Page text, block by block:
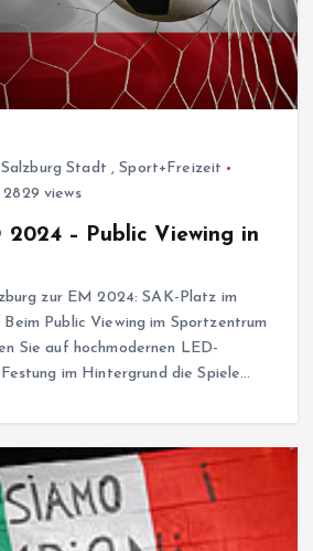
Salzburg Stadt ,Sport+Freizeit
2829 views
2024 – Public Viewing in
zur EM 2024: SAK-Platz im
Public Viewing im Sportzentrum
Sie auf hochmodernen LED-
im Hintergrund die Spiele…